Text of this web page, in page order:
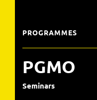
PROGRAMMES
PGMO
Seminars